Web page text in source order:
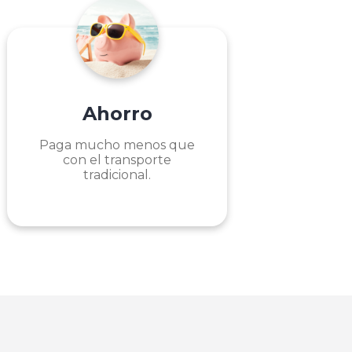
Ahorro
Paga mucho menos que
con el transporte
tradicional.